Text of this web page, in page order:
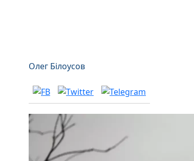
Олег Білоусов